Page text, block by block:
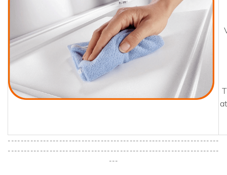
------------------------------------------------------------------
------------------------------------------------------------------
---